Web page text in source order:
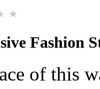
Fashion
of this